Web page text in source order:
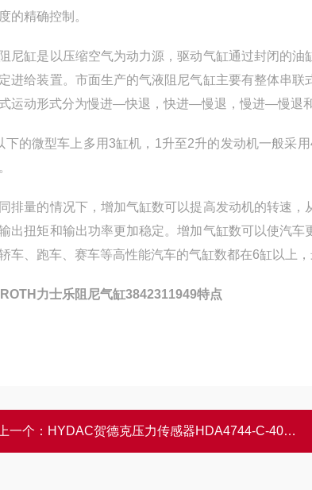
的精确控制。
尼缸是以压缩空气为动力源，驱动气缸通过封闭的
进给装置。市面生产的气液阻尼气缸主要有整体串
运动形式分为慢进—快退，快进—慢退，慢进—慢退和
下的微型车上多用3缸机，1升至2升的发动机一般采
排量的情况下，增加气缸数可以提高发动机的转速
出扭矩和输出功率更加稳定。增加气缸数可以使汽
车、跑车、赛车等高性能汽车的气缸数都在6缸以上，
力士乐阻尼气缸3842311949特点
一个： HYDAC贺德克压力传感器HDA4744-C-400-000